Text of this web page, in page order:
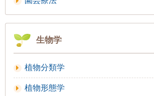
生物学
植物分類学
植物形態学